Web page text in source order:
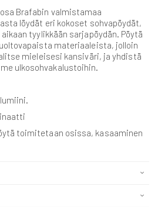
Brafabin valmistamaa
löydät eri kokoset sohvapöydät,
tyylikkään sarjapöydän. Pöytä
materiaaleista, jolloin
mieleisesi kansiväri, ja yhdistä
ulkosohvakalustoihin.
toimitetaan osissa, kasaaminen